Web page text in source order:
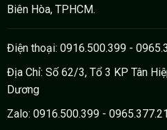
Biên Hòa, TPHCM.
Điện thoại: 0916.500.399 -
Địa Chỉ: Số 62/3, Tổ 3 KP Tân
Dương
Zalo: 0916.500.399 -